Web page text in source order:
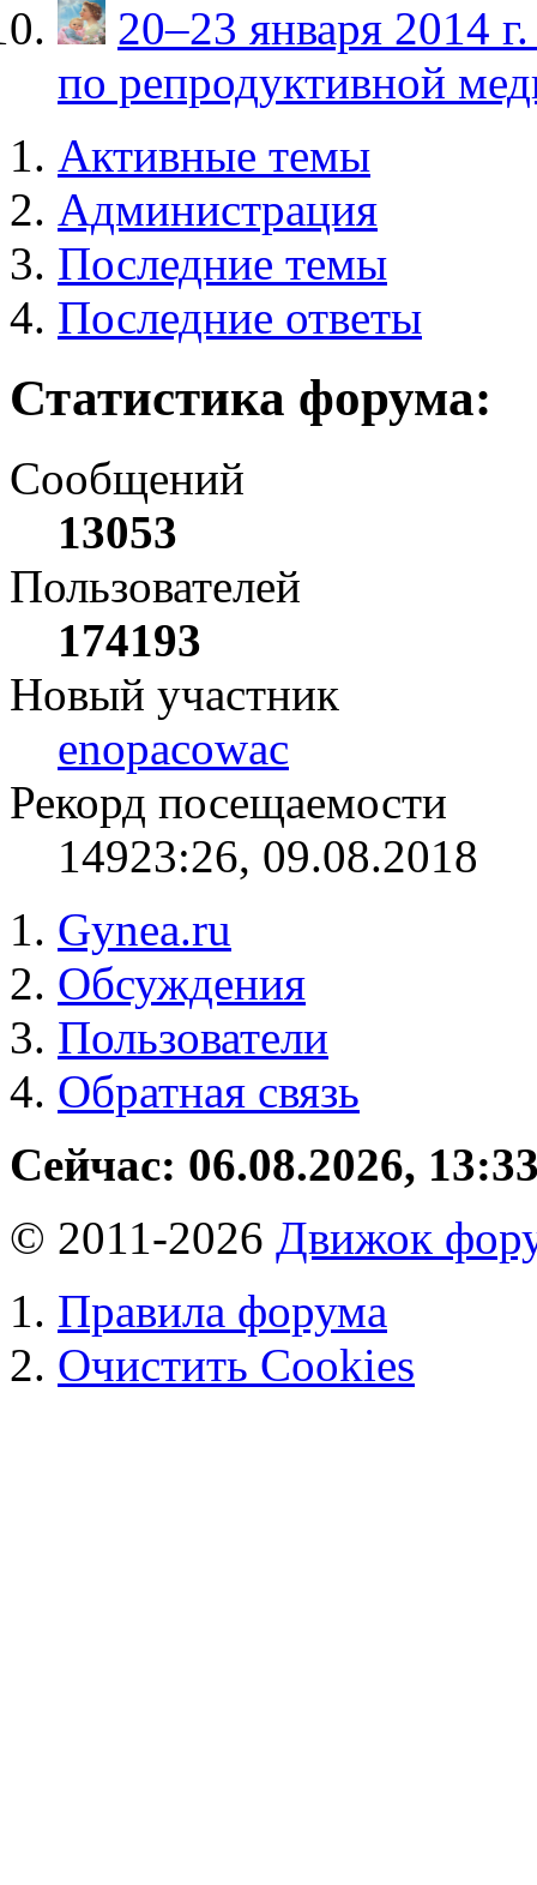
20–23 января 2014
по репродуктивной
Активные темы
Администрация
Последние темы
Последние ответы
Статистика форума:
Сообщений
13053
Пользователей
174193
Новый участник
enopacowac
Рекорд посещаемости
14923:26, 09.08.2018
Gynea.ru
Обсуждения
Пользователи
Обратная связь
Сейчас: 06.08.2026,
© 2011-2026 Движок
Правила форума
Очистить Cookies